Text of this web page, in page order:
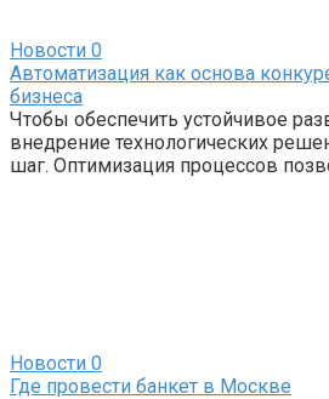
Новости 0
Автоматизация как основа
бизнеса
Чтобы обеспечить устойчивое
внедрение технологических
шаг. Оптимизация процессов
Новости 0
Где провести банкет в Москве